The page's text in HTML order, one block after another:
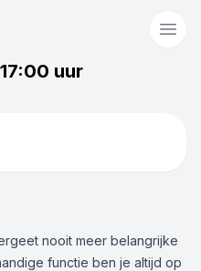
uur
nooit meer belangrijke
functie ben je altijd op